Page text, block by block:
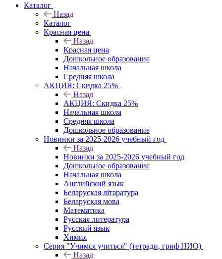
Каталог
Назад
Каталог
Красная цена
Назад
Красная цена
Дошкольное образование
Начальная школа
Средняя школа
АКЦИЯ: Скидка 25%
Назад
АКЦИЯ: Скидка 25%
Начальная школа
Средняя школа
Дошкольное образование
Новинки за 2025-2026 учебный год
Назад
Новинки за 2025-2026 учебный год
Дошкольное образование
Начальная школа
Английский язык
Беларуская літаратура
Беларуская мова
Математика
Русская литература
Русский язык
Химия
Серия "Учимся учиться" (тетради, гриф НИО)
Назад